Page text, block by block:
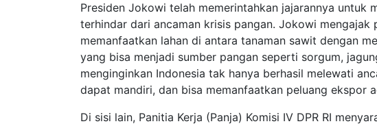
Presiden Jokowi telah memerintahkan jajarannya untuk
terhindar dari ancaman krisis pangan. Jokowi mengajak
memanfaatkan lahan di antara tanaman sawit dengan
yang bisa menjadi sumber pangan seperti sorgum,
menginginkan Indonesia tak hanya berhasil melewati
dapat mandiri, dan bisa memanfaatkan peluang ekspor
Di sisi lain, Panitia Kerja (Panja) Komisi IV DPR RI